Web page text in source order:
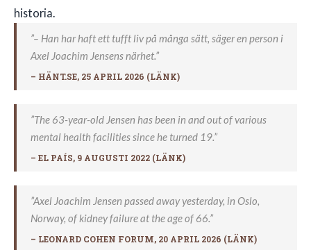
historia.
”– Han har haft ett tufft liv på många sätt, säger en person i
Axel Joachim Jensens närhet.”
– HÄNT.SE, 25 APRIL 2026 (LÄNK)
”The 63-year-old Jensen has been in and out of various
mental health facilities since he turned 19.”
– EL PAÍS, 9 AUGUSTI 2022 (LÄNK)
”Axel Joachim Jensen passed away yesterday, in Oslo,
Norway, of kidney failure at the age of 66.”
– LEONARD COHEN FORUM, 20 APRIL 2026 (LÄNK)